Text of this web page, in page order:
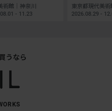
術館｜神奈川
- 11.23
2026.08.29 -
うなら